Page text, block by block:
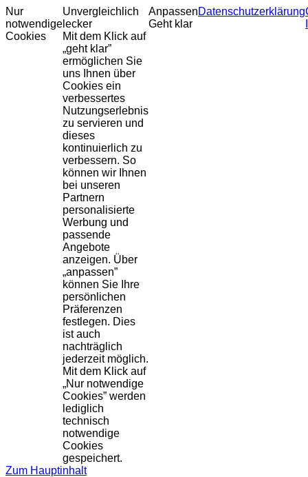
Nur
notwendige
Cookies
Unvergleichlich
lecker
Mit dem Klick auf
„geht klar”
ermöglichen Sie
uns Ihnen über
Cookies ein
verbessertes
Nutzungserlebnis
zu servieren und
dieses
kontinuierlich zu
verbessern. So
können wir Ihnen
bei unseren
Partnern
personalisierte
Werbung und
passende
Angebote
anzeigen. Über
„anpassen”
können Sie Ihre
persönlichen
Präferenzen
festlegen. Dies
ist auch
nachträglich
jederzeit möglich.
Mit dem Klick auf
„Nur notwendige
Cookies” werden
lediglich
technisch
notwendige
Cookies
gespeichert.
Anpassen
Geht klar
Datenschutzerklärung
Zum Hauptinhalt